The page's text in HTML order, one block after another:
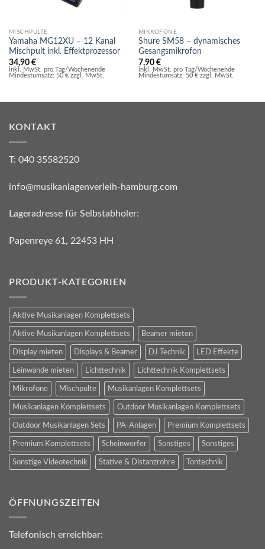
MISCHPULTE
Yamaha MG12XU – 12 Kanal
Mischpult inkl. Effektprozessor
34,90 €
inkl. MwSt. pro Tag/Wochenende
Mindestumsatz: 50 € zzgl. MwSt.
MIKROFONE
Shure SM58 – dynamisches
Gesangsmikrofon
7,90 €
inkl. MwSt. pro Tag/Wochenende
Mindestumsatz: 50 € zzgl. MwSt.
KONTAKT
T: 040 35582520
info@musikanlagenverleih-hamburg.com
Lageradresse für Selbstabholer:
Papenreye 61, 22453 HH
PRODUKT-KATEGORIEN
Aktive Musikanlagen Komplettsets
Aktive Musikanlagen Komplettsets Beamer mieten
Display mieten Displays & Beamer DJ Technik LED Effekte
Leinwände mieten Lichttechnik Lichttechnik Komplettsets
Mikrofone Mischpulte Musikanlagen Komplettsets
Musikanlagen Komplettsets Outdoor Musikanlagen Komplettsets
Outdoor Musikanlagen Sets PA-Anlagen Premium Komplettsets
Premium Komplettsets Scheinwerfer Sonstiges Sonstiges
Sonstige Videotechnik Stative & Distanzrohre Tontechnik
ÖFFNUNGSZEITEN
Telefonisch erreichbar: